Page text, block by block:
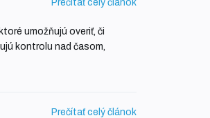
umožňujú overiť, či
kontrolu nad časom,
Prečítať celý článok
Prečítať celý článok